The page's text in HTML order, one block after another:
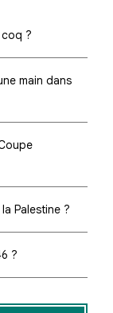
?
main dans
Palestine ?
?